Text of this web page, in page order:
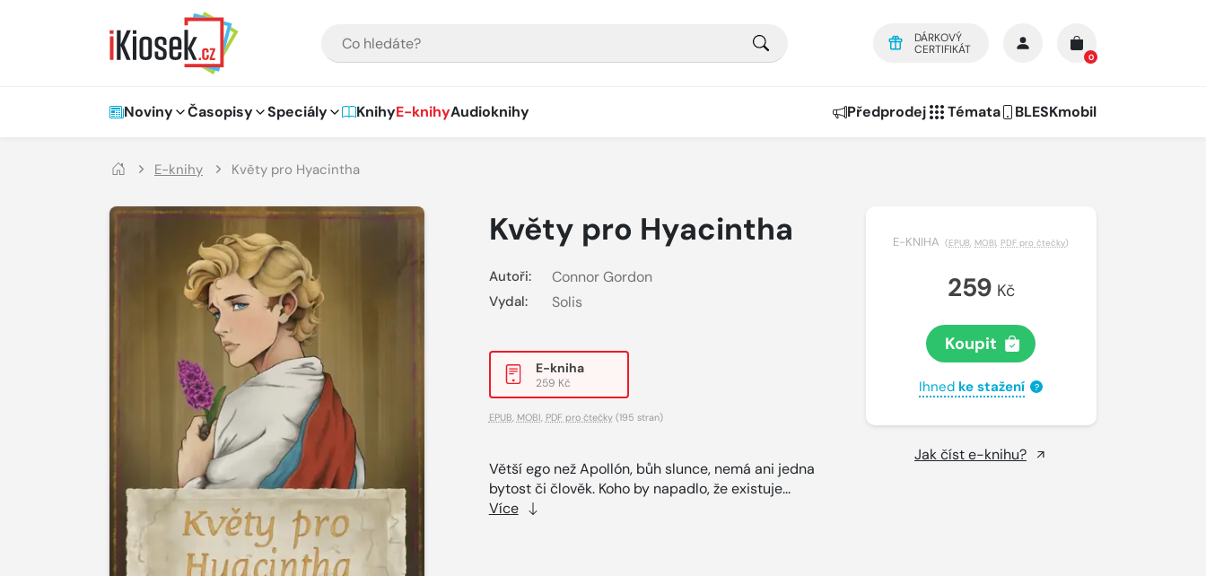
DÁRKOVÝ
CERTIFIKÁT
0
Hlavní navigace
Noviny Časopisy Speciály KnihyE-knihyAudioknihy Předprodej Témata BLESKmobil
E-knihy Květy pro Hyacintha
Květy pro Hyacintha
Autoři: Connor Gordon
Vydal: Solis
E-kniha
259 Kč
EPUB MOBI PDF pro čtečky(195 stran)
Větší ego než Apollón, bůh slunce, nemá ani jedna
bytost či člověk. Koho by napadlo, že existuje...
Více
E-KNIHA (EPUB, MOBI, PDF pro čtečky)
259 Kč
Koupit
Ihned ke stažení ?
Jak číst e-knihu?